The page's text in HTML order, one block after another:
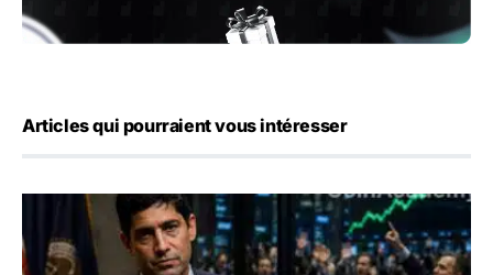
Articles qui pourraient vous intéresser
Emploi américain : 23 000 postes détruits en juillet, les